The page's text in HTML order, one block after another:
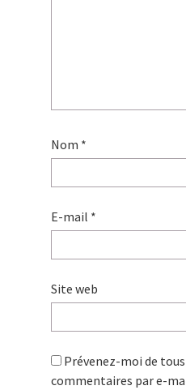
Nom *
E-mail *
Site web
Prévenez-moi de
commentaires par e-